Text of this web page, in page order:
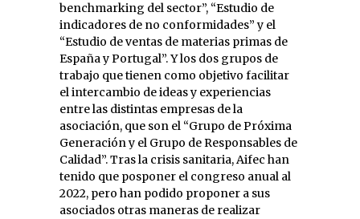
benchmarking del sector”, “Estudio de
indicadores de no conformidades” y el
“Estudio de ventas de materias primas de
España y Portugal”. Y los dos grupos de
trabajo que tienen como objetivo facilitar
el intercambio de ideas y experiencias
entre las distintas empresas de la
asociación, que son el “Grupo de Próxima
Generación y el Grupo de Responsables de
Calidad”. Tras la crisis sanitaria, Aifec han
tenido que posponer el congreso anual al
2022, pero han podido proponer a sus
asociados otras maneras de realizar